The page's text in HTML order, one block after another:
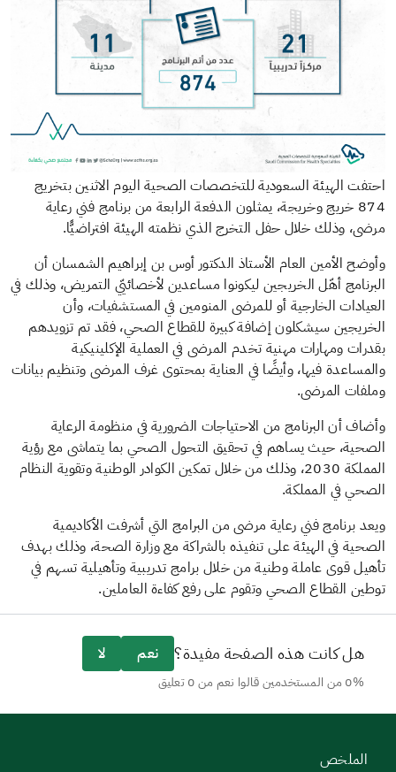
احتفت الهيئة السعودية للتخصصات الصحية اليوم الاثنين بتخريج
874 خريج وخريجة، يمثلون الدفعة الرابعة من برنامج فني رعاية
مرضى، وذلك خلال حفل التخرج الذي نظمته الهيئة افتراضيًّا.
وأوضح الأمين العام الأستاذ الدكتور أوس بن إبراهيم الشمسان أن
البرنامج أهّل الخريجين ليكونوا مساعدين لأخصائيّي التمريض، وذلك في
العيادات الخارجية أو للمرضى المنومين في المستشفيات، وأن
الخريجين سيشكلون إضافة كبيرة للقطاع الصحي، فقد تم تزويدهم
بقدرات ومهارات مهنية تخدم المرضى في العملية الإكلينيكية
والمساعدة فيها، وأيضًا في العناية بمحتوى غرف المرضى وتنظيم بيانات
وملفات المرضى.
وأضاف أن البرنامج من الاحتياجات الضرورية في منظومة الرعاية
الصحية، حيث يساهم في تحقيق التحول الصحي بما يتماشى مع رؤية
المملكة 2030، وذلك من خلال تمكين الكوادر الوطنية وتقوية النظام
الصحي في المملكة.
ويعد برنامج فني رعاية مرضى من البرامج التي أشرفت الأكاديمية
الصحية في الهيئة على تنفيذه بالشراكة مع وزارة الصحة، وذلك بهدف
تأهيل قوى عاملة وطنية من خلال برامج تدريبية وتأهيلية تسهم في
توطين القطاع الصحي وتقوم على رفع كفاءة العاملين.
هل كانت هذه الصفحة مفيدة؟ نعم لا
0% من المستخدمين قالوا نعم من 0 تعليق
الملخص